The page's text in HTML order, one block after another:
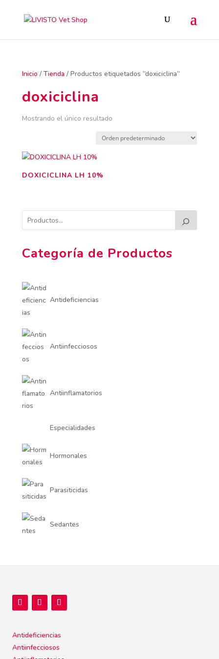
Inicio / Tienda / Productos etiquetados “doxiciclina”
doxiciclina
Mostrando el único resultado
DOXICICLINA LH 10%
Categoría de Productos
Antideficiencias
Antiinfecciosos
Antiinflamatorios
Especialidades
Hormonales
Parasiticidas
Sedantes
Antideficiencias
Antiinfecciosos